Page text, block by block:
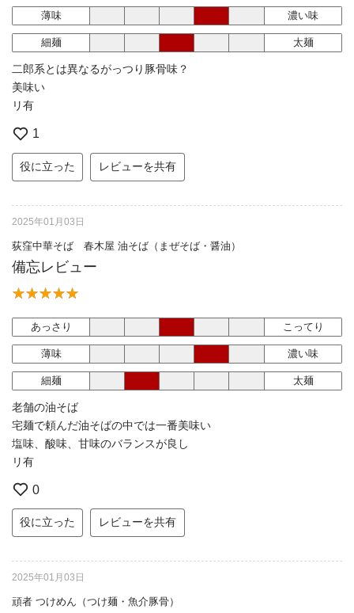
薄味 濃い味
細麺 太麺
二郎系とは異なるがっつり豚骨味？
美味い
リ有
1
役に立った レビューを共有
2025年01月03日
荻窪中華そば 春木屋 油そば（まぜそば・醤油）
備忘レビュー
あっさり こってり
薄味 濃い味
細麺 太麺
老舗の油そば
宅麺で頼んだ油そばの中では一番美味い
塩味、酸味、甘味のバランスが良し
リ有
0
役に立った レビューを共有
2025年01月03日
頑者 つけめん（つけ麺・魚介豚骨）